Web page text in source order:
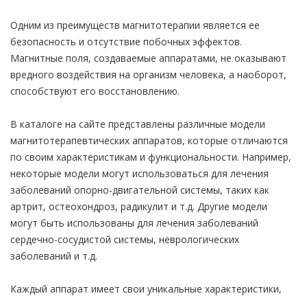
Одним из преимуществ магнитотерапии является ее
безопасность и отсутствие побочных эффектов.
Магнитные поля, создаваемые аппаратами, не оказывают
вредного воздействия на организм человека, а наоборот,
способствуют его восстановлению.
В каталоге на сайте представлены различные модели
магнитотерапевтических аппаратов, которые отличаются
по своим характеристикам и функциональности. Например,
некоторые модели могут использоваться для лечения
заболеваний опорно-двигательной системы, таких как
артрит, остеохондроз, радикулит и т.д. Другие модели
могут быть использованы для лечения заболеваний
сердечно-сосудистой системы, неврологических
заболеваний и т.д.
Каждый аппарат имеет свои уникальные характеристики,